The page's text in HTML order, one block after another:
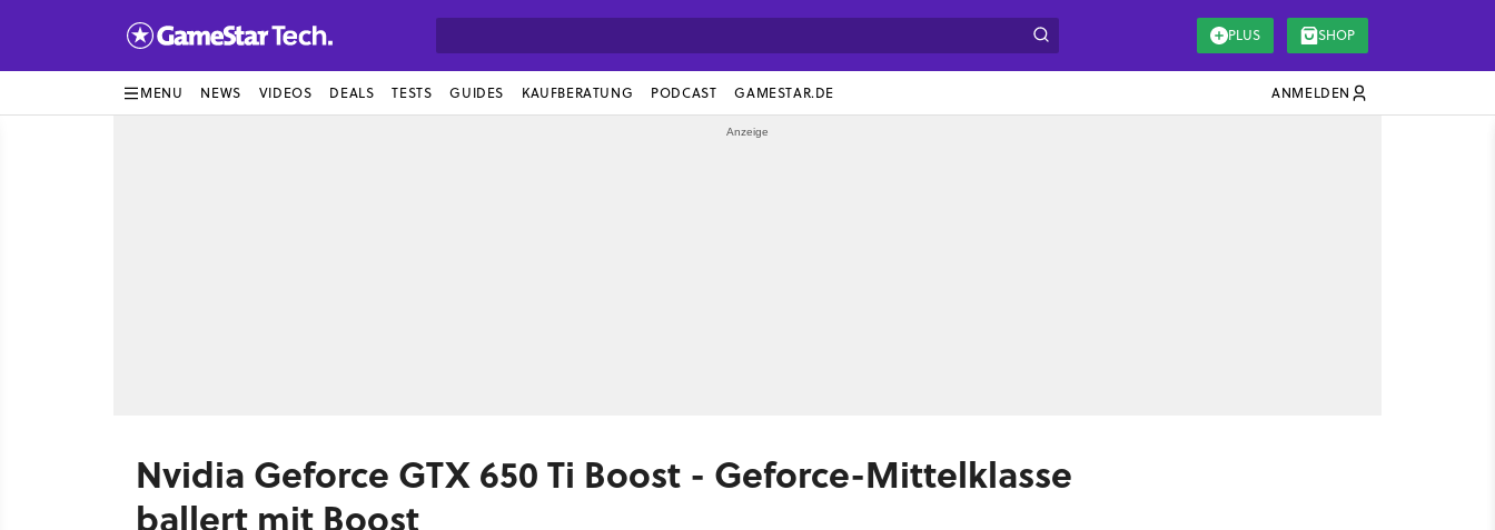
PLUS SHOP
MENU NEWS VIDEOS DEALS TESTS GUIDES KAUFBERATUNG PODCAST GAMESTAR.DE ANMELDEN
Nvidia Geforce GTX 650 Ti Boost - Geforce-Mittelklasse
ballert mit Boost